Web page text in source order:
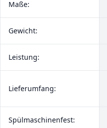
Maße:
Gewicht:
Leistung:
Lieferumfang:
Spülmaschinenfest: